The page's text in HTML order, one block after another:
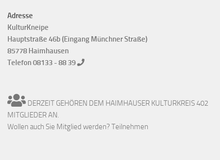
Adresse
KulturKneipe
Hauptstraße 46b (Eingang Münchner Straße)
85778 Haimhausen
Telefon 08133 - 88 39
DERZEIT GEHÖREN DEM HAIMHAUSER KULTURKREIS 402
MITGLIEDER AN.
Wollen auch Sie Mitglied werden? Teilnehmen